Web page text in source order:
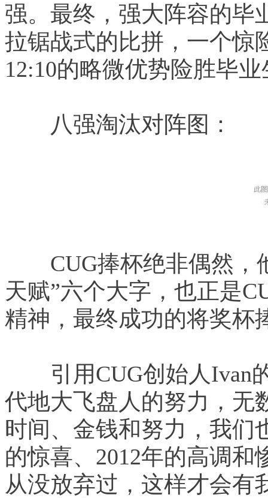
强。最终，强大阵容的毕
拉锯战式的比拼，一个惊
12:10的略微优势险胜毕
八强淘汰对阵图：
CUG捧杯绝非偶然，
天赋”六个大字，也正是
精神，最终成功的将奖杯
引用CUG创始人Ivan的
代地大飞盘人的努力，无
时间、金钱和努力，我们
的惊喜、2012年的高调和
从没放弃过，这样才会有